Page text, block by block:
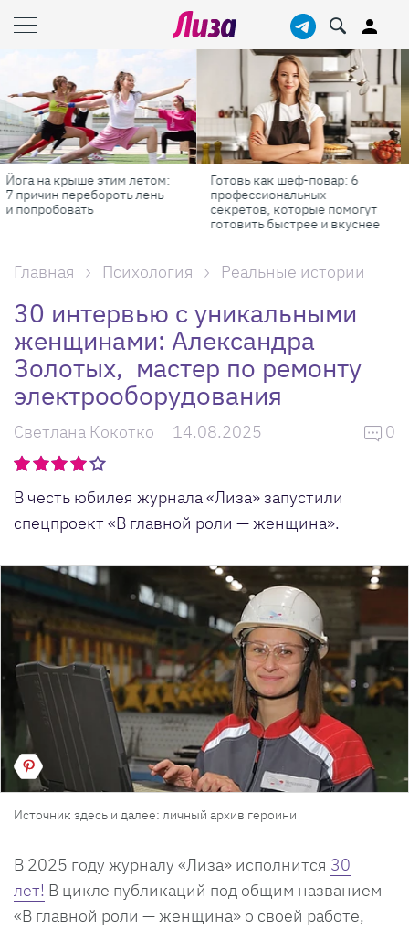
Готовь как шеф-повар: 6
профессиональных
секретов, которые помогут
Масштабные приключения:
самые красивые фестивали
России в августе
Главная Психология Реальные истории
30 интервью с уникальными
женщинами: Александра
Золотых, мастер по ремонту
электрооборудования
Светлана Кокотко 14.08.2025 0
В честь юбилея журнала «Лиза» запустили
спецпроект «В главной роли — женщина».
Источник здесь и далее: личный архив героини
В 2025 году журналу «Лиза» исполнится 30
лет! В цикле публикаций под общим названием
«В главной роли — женщина» о своей работе,